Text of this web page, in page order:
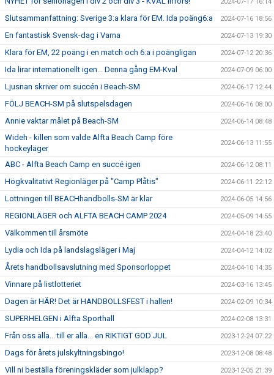
2024-07-17 16:14
Slutsammanfattning: Sverige 3:a klara för EM. Ida poäng6:a 2024-07-16 18:56
En fantastisk Svensk-dag i Varna 2024-07-13 19:30
Klara för EM, 22 poäng i en match och 6:a i poängligan 2024-07-12 20:36
Ida lirar internationellt igen... Denna gång EM-Kval 2024-07-09 06:00
Ljusnan skriver om succén i Beach-SM 2024-06-17 12:44
FÖLJ BEACH-SM på slutspelsdagen 2024-06-16 08:00
Annie vaktar målet på Beach-SM 2024-06-14 08:48
Wideh - killen som valde Alfta Beach Camp före
hockeyläger
2024-06-13 11:55
ABC - Alfta Beach Camp en succé igen 2024-06-12 08:11
Högkvalitativt Regionläger på "Camp Plåtis" 2024-06-11 22:12
Lottningen till BEACHhandbolls-SM är klar 2024-06-05 14:56
REGIONLÄGER och ALFTA BEACH CAMP 2024 2024-05-09 14:55
Välkommen till årsmöte 2024-04-18 23:40
Lydia och Ida på landslagsläger i Maj 2024-04-12 14:02
Årets handbollsavslutning med Sponsorloppet 2024-04-10 14:35
Vinnare på listlotteriet 2024-03-16 13:45
Dagen är HÄR! Det är HANDBOLLSFEST i hallen! 2024-02-09 10:34
SUPERHELGEN i Alfta Sporthall 2024-02-08 13:31
Från oss alla... till er alla... en RIKTIGT GOD JUL 2023-12-24 07:22
Dags för årets julskyltningsbingo! 2023-12-08 08:48
Vill ni beställa föreningskläder som julklapp? 2023-12-05 21:39